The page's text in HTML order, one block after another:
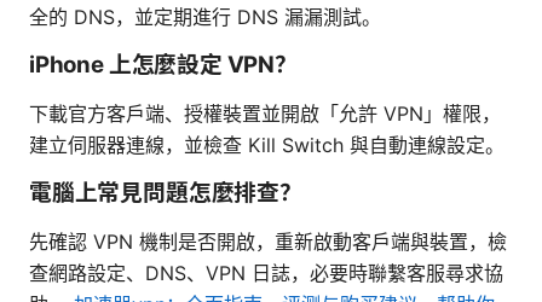
全的 DNS，並定期進行 DNS 漏漏測試。
iPhone 上怎麼設定 VPN？
下載官方客戶端、授權裝置並開啟「允許 VPN」權限，
建立伺服器連線，並檢查 Kill Switch 與自動連線設定。
電腦上常見問題怎麼排查？
先確認 VPN 機制是否開啟，重新啟動客戶端與裝置，檢
查網路設定、DNS、VPN 日誌，必要時聯繫客服尋求協